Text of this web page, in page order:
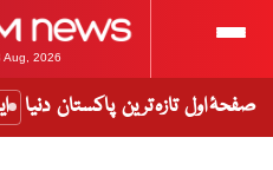
Aug, 2026
صفحۂ اول تازہ ترین پاکستان دنیا